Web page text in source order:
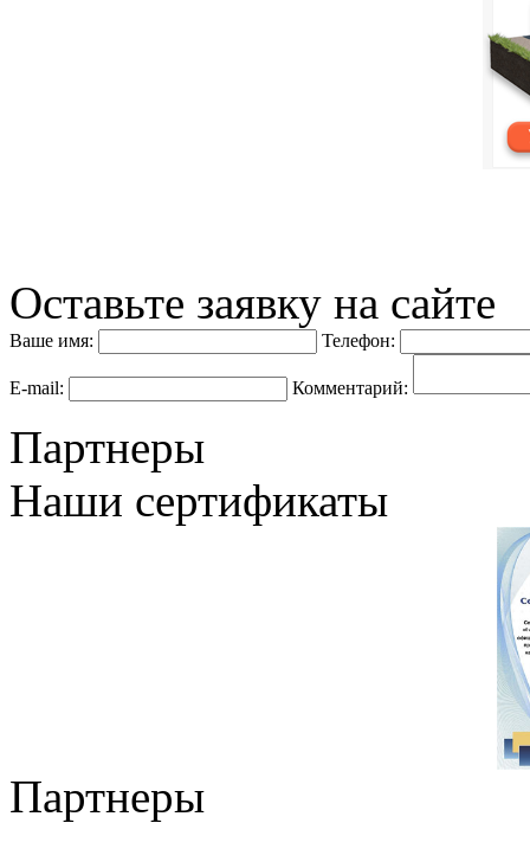
Оставьте заявку на сайте
Ваше имя: Телефон:
E-mail: Комментарий:
Партнеры
Наши сертификаты
Партнеры